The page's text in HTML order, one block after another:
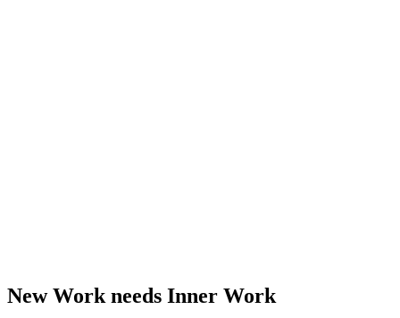
New Work needs Inner Work